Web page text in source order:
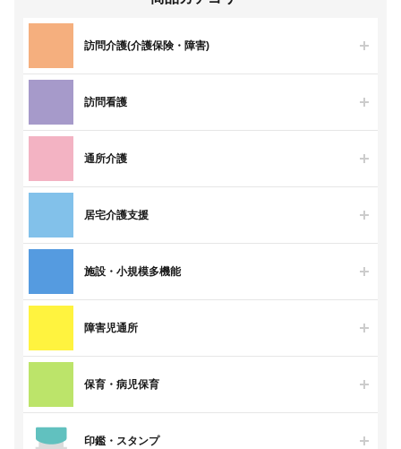
訪問介護(介護保険・障害)
訪問看護
通所介護
居宅介護支援
施設・小規模多機能
障害児通所
保育・病児保育
印鑑・スタンプ